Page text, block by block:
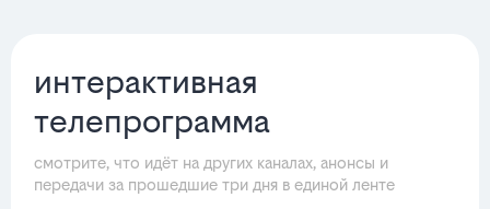
интерактивная
телепрограмма
смотрите, что идёт на других каналах, анонсы и
передачи за прошедшие три дня в единой ленте